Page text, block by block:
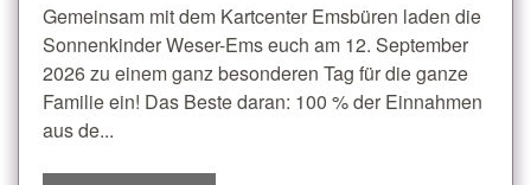
Gemeinsam mit dem Kartcenter Emsbüren laden die
Sonnenkinder Weser-Ems euch am 12. September
2026 zu einem ganz besonderen Tag für die ganze
Familie ein! Das Beste daran: 100 % der Einnahmen
aus de...